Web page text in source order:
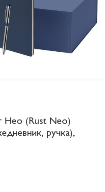
Нео (Rust Neo)
ручка),